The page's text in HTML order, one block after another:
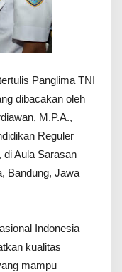
Panglima TNI
dibacakan oleh
M.P.A.,
Reguler
Aula Sarasan
Bandung, Jawa
Indonesia
kualitas
mampu